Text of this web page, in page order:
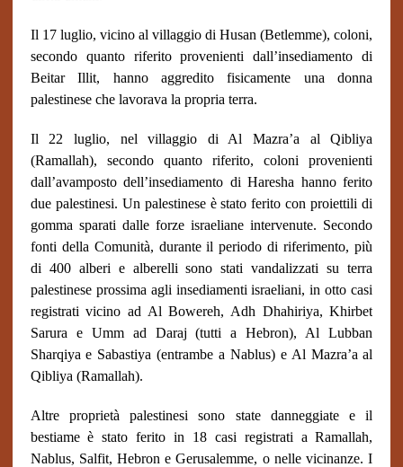
Il 17 luglio, vicino al villaggio di Husan (Betlemme), coloni,
secondo quanto riferito provenienti dall’insediamento di
Beitar Illit, hanno aggredito fisicamente una donna
palestinese che lavorava la propria terra.
Il 22 luglio, nel villaggio di Al Mazra’a al Qibliya
(Ramallah), secondo quanto riferito, coloni provenienti
dall’avamposto dell’insediamento di Haresha hanno ferito
due palestinesi. Un palestinese è stato ferito con proiettili di
gomma sparati dalle forze israeliane intervenute. Secondo
fonti della Comunità, durante il periodo di riferimento, più
di 400 alberi e alberelli sono stati vandalizzati su terra
palestinese prossima agli insediamenti israeliani, in otto casi
registrati vicino ad Al Bowereh, Adh Dhahiriya, Khirbet
Sarura e Umm ad Daraj (tutti a Hebron), Al Lubban
Sharqiya e Sabastiya (entrambe a Nablus) e Al Mazra’a al
Qibliya (Ramallah).
Altre proprietà palestinesi sono state danneggiate e il
bestiame è stato ferito in 18 casi registrati a Ramallah,
Nablus, Salfit, Hebron e Gerusalemme, o nelle vicinanze. I